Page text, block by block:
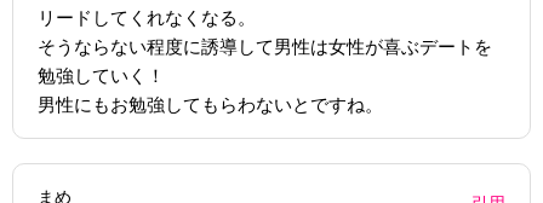
リードしてくれなくなる。
そうならない程度に誘導して男性は女性が喜ぶデートを
勉強していく！
男性にもお勉強してもらわないとですね。
まめ